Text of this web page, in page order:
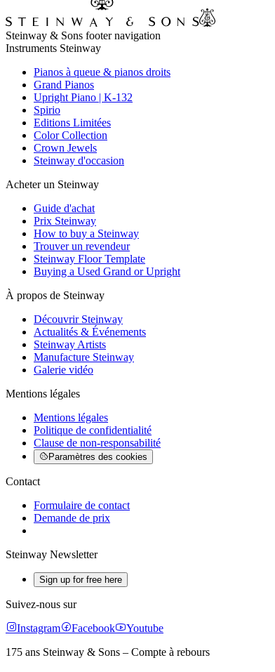
Steinway & Sons footer navigation
Instruments Steinway
Pianos à queue & pianos droits
Grand Pianos
Upright Piano | K-132
Spirio
Editions Limitées
Color Collection
Crown Jewels
Steinway d'occasion
Acheter un Steinway
Guide d'achat
Prix Steinway
How to buy a Steinway
Trouver un revendeur
Steinway Floor Template
Buying a Used Grand or Upright
À propos de Steinway
Découvrir Steinway
Actualités & Événements
Steinway Artists
Manufacture Steinway
Galerie vidéo
Mentions légales
Mentions légales
Politique de confidentialité
Clause de non-responsabilité
Paramètres des cookies
Contact
Formulaire de contact
Demande de prix
Steinway Newsletter
Sign up for free here
Suivez-nous sur
Instagram
Facebook
Youtube
175 ans Steinway & Sons – Compte à rebours